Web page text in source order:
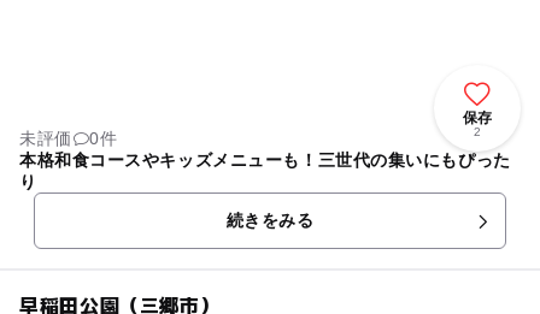
保存
2
未評価
0件
本格和食コースやキッズメニューも！三世代の集いにもぴった
り
続きをみる
早稲田公園（三郷市）